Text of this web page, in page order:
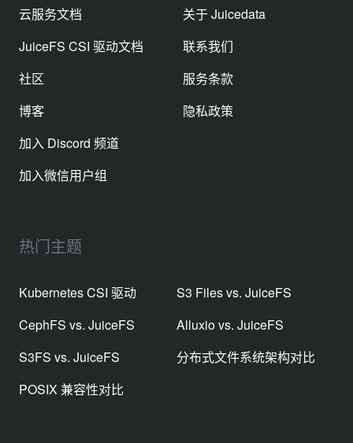
云服务文档
JuiceFS CSI 驱动文档
社区
博客
加入 Discord 频道
加入微信用户组
关于 Juicedata
联系我们
服务条款
隐私政策
热门主题
Kubernetes CSI 驱动
S3 Files vs. JuiceFS
CephFS vs. JuiceFS
Alluxio vs. JuiceFS
S3FS vs. JuiceFS
分布式文件系统架构对比
POSIX 兼容性对比